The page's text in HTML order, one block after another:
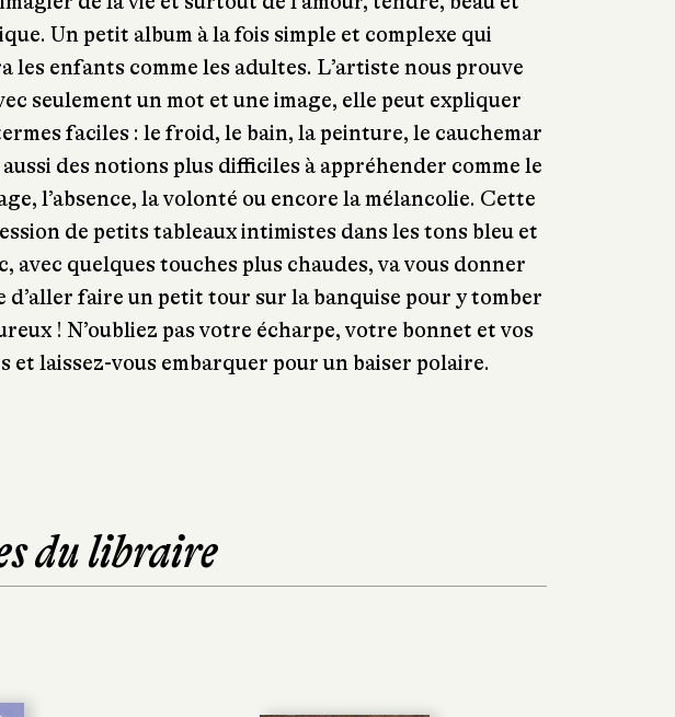
Un petit album à la fois simple et complexe qui
les enfants comme les adultes. L’artiste nous prouve
seulement un mot et une image, elle peut expliquer
faciles : le froid, le bain, la peinture, le cauchemar
aussi des notions plus difficiles à appréhender comme le
l’absence, la volonté ou encore la mélancolie. Cette
de petits tableaux intimistes dans les tons bleu et
avec quelques touches plus chaudes, va vous donner
d’aller faire un petit tour sur la banquise pour y tomber
! N’oubliez pas votre écharpe, votre bonnet et vos
et laissez-vous embarquer pour un baiser polaire.
du libraire